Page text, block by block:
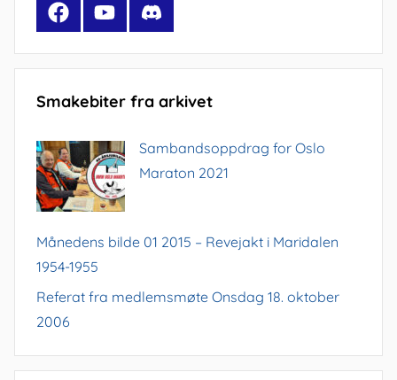
FacebookYouTubeDiscord
Smakebiter fra arkivet
Sambandsoppdrag for Oslo
Maraton 2021
Månedens bilde 01 2015 – Revejakt i Maridalen
1954-1955
Referat fra medlemsmøte Onsdag 18. oktober
2006